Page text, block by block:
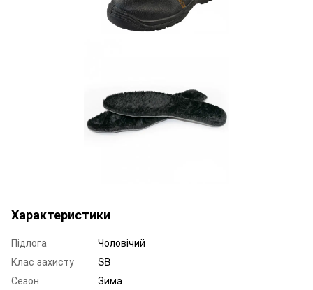
Характеристики
Підлога
Чоловічий
Клас захисту
SB
Сезон
Зима